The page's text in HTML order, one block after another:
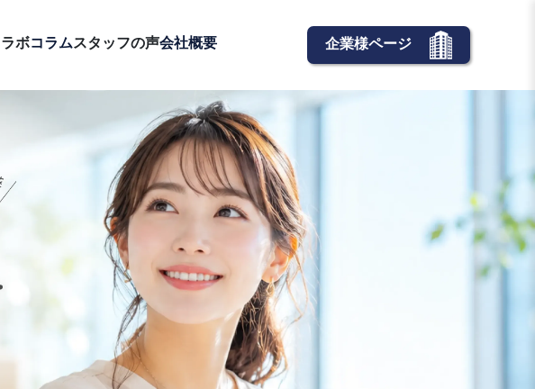
ボコラムスタッフの声会社概要 企業様ページ